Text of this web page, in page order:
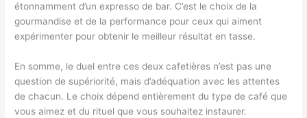
étonnamment d’un expresso de bar. C’est le choix de la
gourmandise et de la performance pour ceux qui aiment
expérimenter pour obtenir le meilleur résultat en tasse.
En somme, le duel entre ces deux cafetières n’est pas une
question de supériorité, mais d’adéquation avec les attentes
de chacun. Le choix dépend entièrement du type de café que
vous aimez et du rituel que vous souhaitez instaurer.